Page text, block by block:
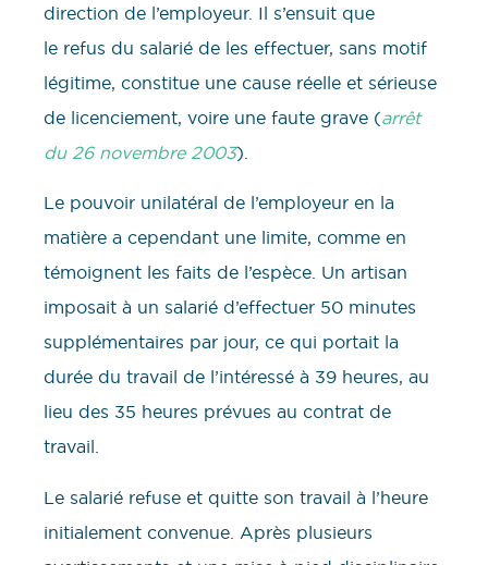
direction de l’employeur. Il s’ensuit que
le refus du salarié de les effectuer, sans motif
légitime, constitue une cause réelle et sérieuse
de licenciement, voire une faute grave (arrêt
du 26 novembre 2003).
Le pouvoir unilatéral de l’employeur en la
matière a cependant une limite, comme en
témoignent les faits de l’espèce. Un artisan
imposait à un salarié d’effectuer 50 minutes
supplémentaires par jour, ce qui portait la
durée du travail de l’intéressé à 39 heures, au
lieu des 35 heures prévues au contrat de
travail.
Le salarié refuse et quitte son travail à l’heure
initialement convenue. Après plusieurs